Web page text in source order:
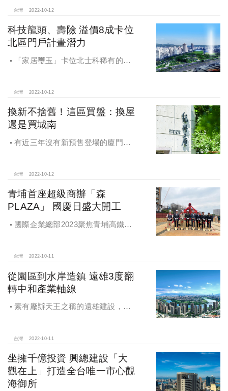
是區域少見捷運公園景觀宅。「上揚
湛」規劃坪數23~37坪的2至3房，全
棟戶數僅單純98戶，全平面車位、衛
浴皆開窗通風宜居規劃。
台灣 2022-10-12
科技龍頭、壽險 溢價8成卡位
北區門戶計畫潛力
「家居璽玉」卡位北士科稀有的萬
更首創獨幢休閒會館，規畫23米室內
溫水泳池俱樂部與空中網球場。
台灣 2022-10-12
換新不捨舊！這區買盤：換屋
還是買城南
有近三年沒有新預售登場的廈門
210坪的危老預售案「華和淳萃」登
場。
台灣 2022-10-12
青埔首座超級商辦「森
PLAZA」 國慶日盛大開工
國際企業總部2023聚焦青埔高鐵站
台灣 2022-10-11
從園區到水岸造鎮 遠雄3度翻
轉中和產業軸線
素有廠辦天王之稱的遠雄建設，了
辦、企業總部的門面形象，產線、研
台灣 2022-10-11
坐擁千億投資 興總建設「大
觀在上」打造全台唯一市心觀
海御所